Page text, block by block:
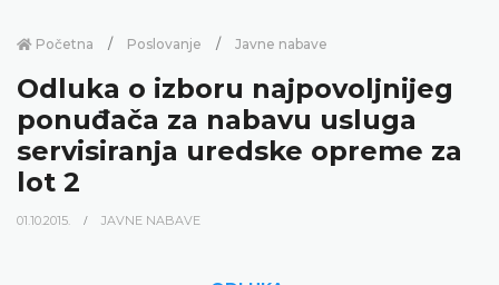
Početna Poslovanje Javne nabave
Odluka o izboru najpovoljnijeg
ponuđača za nabavu usluga
servisiranja uredske opreme za
lot 2
01.10.2015. JAVNE NABAVE